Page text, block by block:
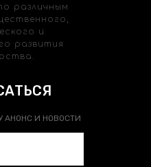
различным
и
развития
АНОНС И НОВОСТИ